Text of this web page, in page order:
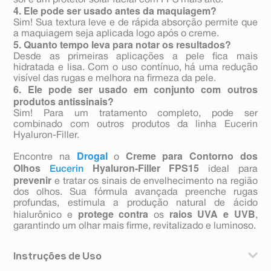
4. Ele pode ser usado antes da maquiagem?
Sim! Sua textura leve e de rápida absorção permite que
a maquiagem seja aplicada logo após o creme.
5. Quanto tempo leva para notar os resultados?
Desde as primeiras aplicações a pele fica mais
hidratada e lisa. Com o uso contínuo, há uma redução
visível das rugas e melhora na firmeza da pele.
6. Ele pode ser usado em conjunto com outros
produtos antissinais?
Sim! Para um tratamento completo, pode ser
combinado com outros produtos da linha Eucerin
Hyaluron-Filler.
Encontre na Drogal o Creme para Contorno dos
Olhos
Eucerin Hyaluron-Filler FPS15 ideal para
prevenir e tratar os sinais de envelhecimento na região
dos olhos. Sua fórmula avançada preenche rugas
profundas, estimula a produção natural de ácido
hialurônico e protege contra os raios UVA e UVB,
garantindo um olhar mais firme, revitalizado e luminoso.
Instruções de Uso